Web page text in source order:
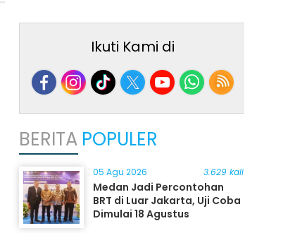
Ikuti Kami di
BERITA POPULER
05 Agu 2026 3.629 kali
Medan Jadi Percontohan
BRT di Luar Jakarta, Uji Coba
Dimulai 18 Agustus